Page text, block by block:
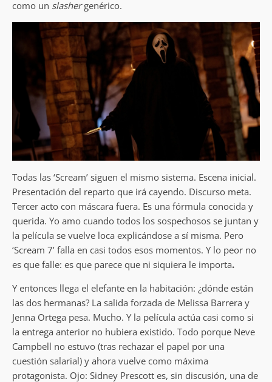
como un slashergenérico.
Todas las ‘Scream’ siguen el mismo sistema. Escena inicial.
Presentación del reparto que irá cayendo. Discurso meta.
Tercer acto con máscara fuera. Es una fórmula conocida y
querida. Yo amo cuando todos los sospechosos se juntan y
la película se vuelve loca explicándose a sí misma. Pero
‘Scream 7’ falla en casi todos esos momentos. Y lo peor no
es que falle: es que parece que ni siquiera le importa.
Y entonces llega el elefante en la habitación: ¿dónde están
las dos hermanas? La salida forzada de Melissa Barrera y
Jenna Ortega pesa. Mucho. Y la película actúa casi como si
la entrega anterior no hubiera existido. Todo porque Neve
Campbell no estuvo (tras rechazar el papel por una
cuestión salarial) y ahora vuelve como máxima
protagonista. Ojo: Sidney Prescott es, sin discusión, una de